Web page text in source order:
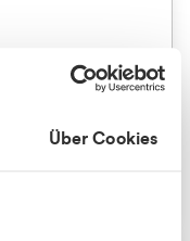
Über Cookies